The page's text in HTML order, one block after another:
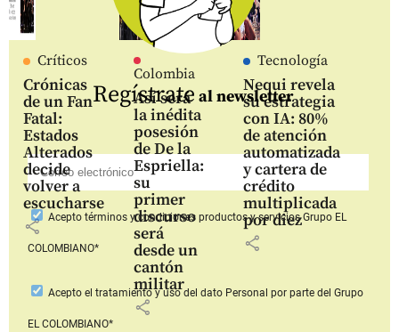
Críticos
Crónicas
de un Fan
Fatal:
Estados
Alterados
decide
volver a
escucharse
share
Colombia
Así será
la inédita
posesión
de De la
Espriella:
su
primer
discurso
será
desde un
cantón
militar
share
Tecnología
Nequi revela
su estrategia
con IA: 80%
de atención
automatizada
y cartera de
crédito
multiplicada
por diez
share
Regístrate al newsletter
Aceptotérminos y condiciones productos y serviciosGrupo EL
COLOMBIANO*
Acepto el tratamiento y uso del dato Personal por parte del Grupo
EL COLOMBIANO*